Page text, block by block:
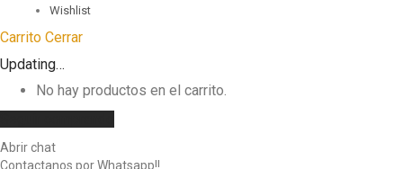
Wishlist
Carrito Cerrar
Updating…
No hay productos en el carrito.
Abrir chat
Contactanos por Whatsapp!!